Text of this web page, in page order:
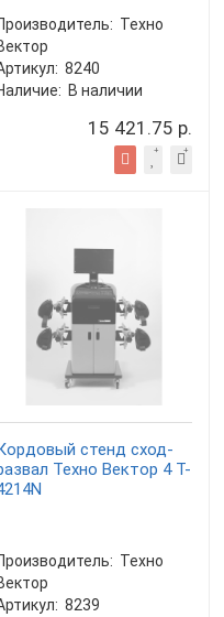
Техно
8240
В наличии
15 421.75 р.
стенд сход-
Техно Вектор 4 T-
Техно
8239